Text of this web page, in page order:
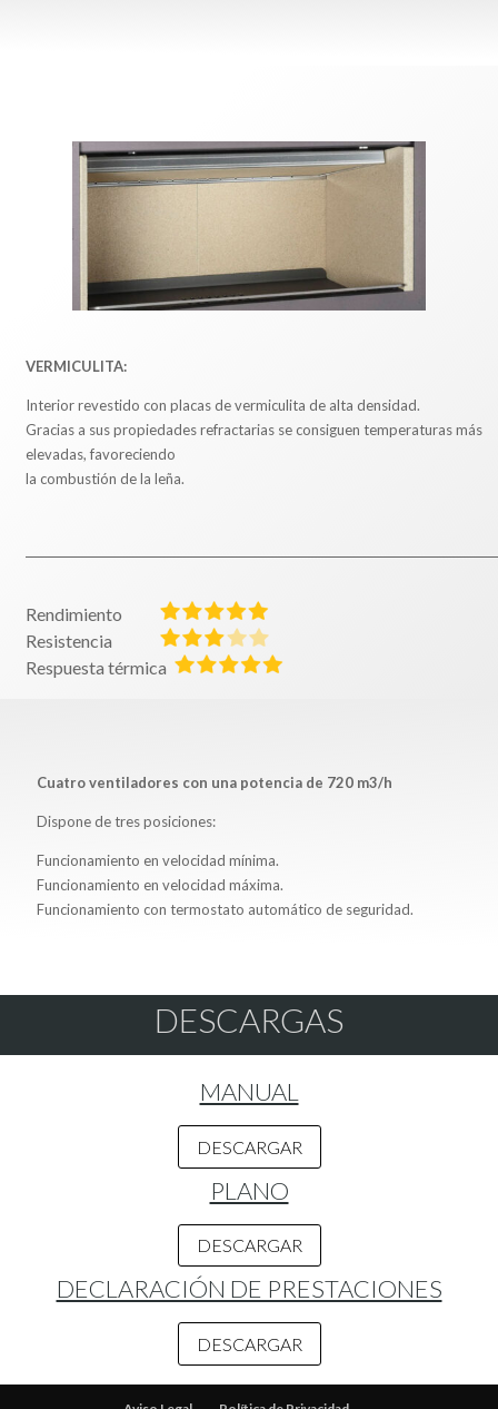
VERMICULITA:
Interior revestido con placas de vermiculita de alta densidad.
Gracias a sus propiedades refractarias se consiguen temperaturas más
elevadas, favoreciendo
la combustión de la leña.
Rendimiento
Resistencia
Respuesta térmica
Cuatro ventiladores con una potencia de 720 m3/h
Dispone de tres posiciones:
Funcionamiento en velocidad mínima.
Funcionamiento en velocidad máxima.
Funcionamiento con termostato automático de seguridad.
DESCARGAS
MANUAL
DESCARGAR
PLANO
DESCARGAR
DECLARACIÓN DE PRESTACIONES
DESCARGAR